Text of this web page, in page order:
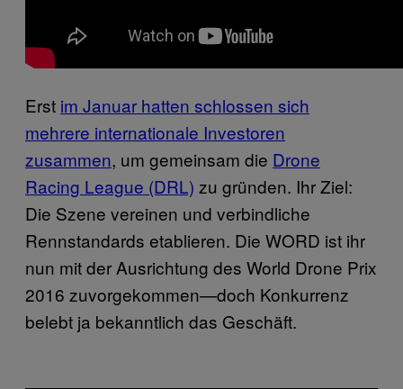
Erst im Januar hatten schlossen sich
mehrere internationale Investoren
zusammen, um gemeinsam die Drone
Racing League (DRL) zu gründen. Ihr Ziel:
Die Szene vereinen und verbindliche
Rennstandards etablieren. Die WORD ist ihr
nun mit der Ausrichtung des World Drone Prix
2016 zuvorgekommen—doch Konkurrenz
belebt ja bekanntlich das Geschäft.